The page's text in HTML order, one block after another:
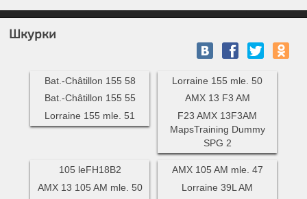
Шкурки
Bat.-Châtillon 155 58
Bat.-Châtillon 155 55
Lorraine 155 mle. 51
Lorraine 155 mle. 50
AMX 13 F3 AM
F23 AMX 13F3AM
MapsTraining Dummy
SPG 2
105 leFH18B2
AMX 13 105 AM mle. 50
AMX 105 AM mle. 47
Lorraine 39L AM